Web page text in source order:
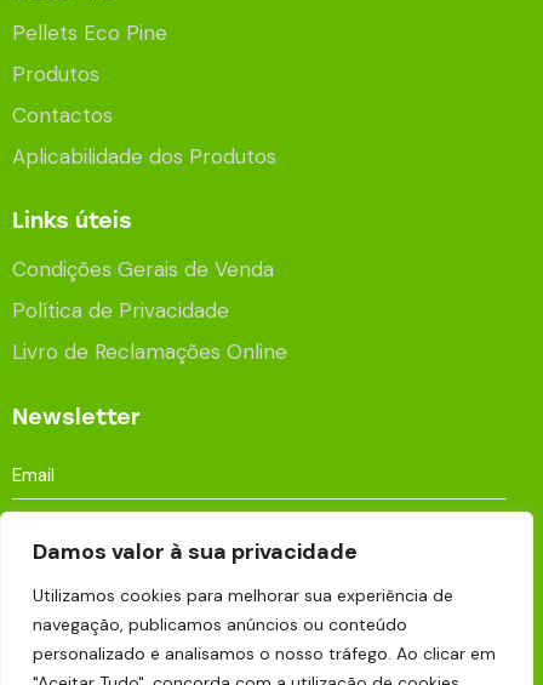
Damos valor à sua privacidade
Utilizamos cookies para melhorar sua experiência de
navegação, publicamos anúncios ou conteúdo
personalizado e analisamos o nosso tráfego. Ao clicar em
Pellets Eco Pine
Produtos
Contactos
Aplicabilidade dos Produtos
Links úteis
Condições Gerais de Venda
Política de Privacidade
Livro de Reclamações Online
Newsletter
Aceito que os meus dados sejam processados e
armazenados para fins publicitários de acordo com a
Política de Privacidade